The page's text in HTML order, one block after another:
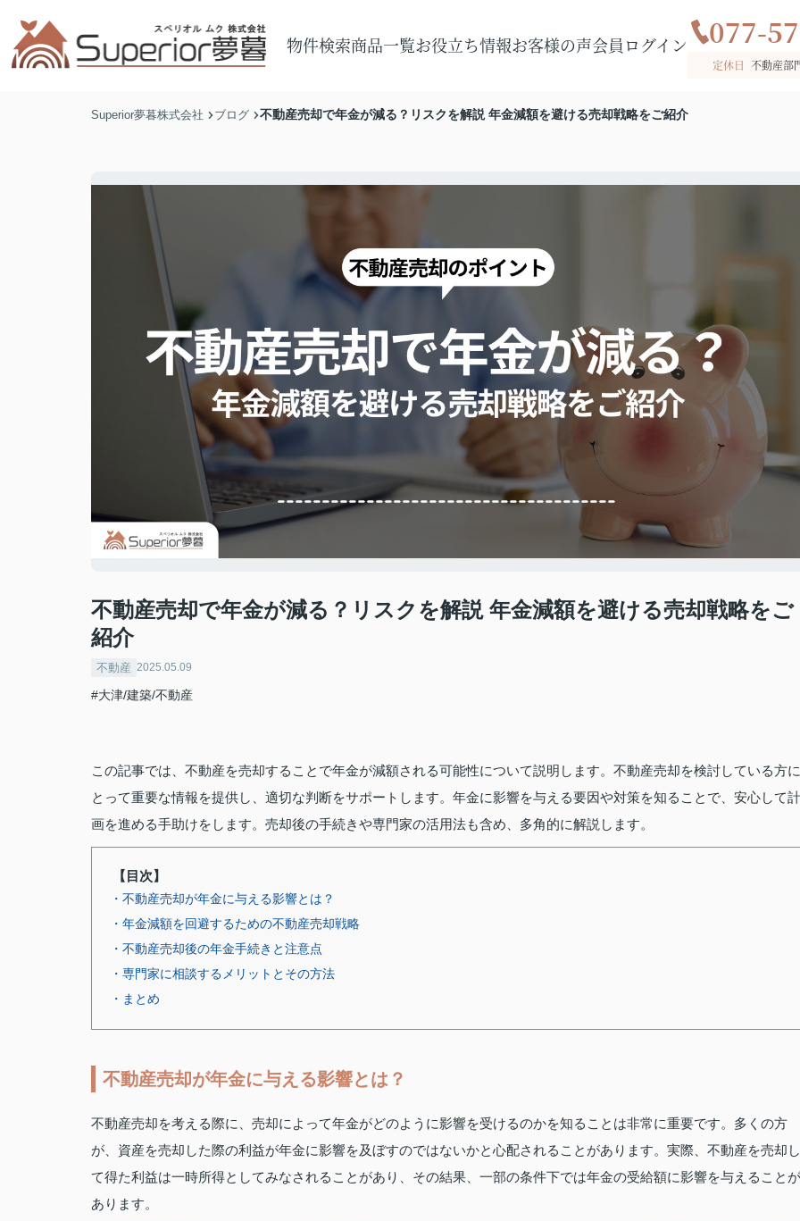
物件検索商品一覧お役立ち情報お客様の声会員ログイン 077-
定休日 不動産部
Superior夢暮株式会社 ブログ 不動産売却で年金が減る？リスクを解説 年金減額を避ける売却戦略をご紹介
不動産売却で年金が減る？リスクを解説 年金減額を避ける売却戦略をご
紹介
不動産 2025.05.09
#大津/建築/不動産
この記事では、不動産を売却することで年金が減額される可能性について説明します。不動産売却を検討している方に
とって重要な情報を提供し、適切な判断をサポートします。年金に影響を与える要因や対策を知ることで、安心して計
画を進める手助けをします。売却後の手続きや専門家の活用法も含め、多角的に解説します。
【目次】
・不動産売却が年金に与える影響とは？
・年金減額を回避するための不動産売却戦略
・不動産売却後の年金手続きと注意点
・専門家に相談するメリットとその方法
・まとめ
不動産売却が年金に与える影響とは？
不動産売却を考える際に、売却によって年金がどのように影響を受けるのかを知ることは非常に重要です。多くの方
が、資産を売却した際の利益が年金に影響を及ぼすのではないかと心配されることがあります。実際、不動産を売却し
て得た利益は一時所得としてみなされることがあり、その結果、一部の条件下では年金の受給額に影響を与えることが
あります。